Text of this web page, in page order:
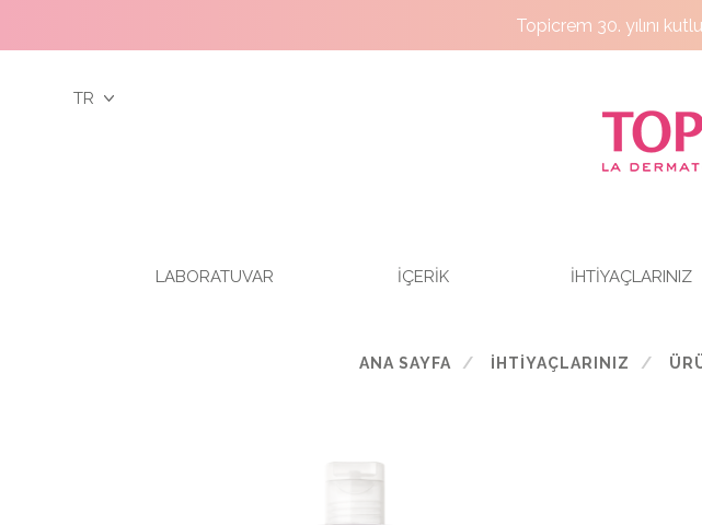
Topicrem 30. yılını
TR
LABORATUVAR İÇERİK İHTİYAÇLARINIZ
ANA SAYFA İHTİYAÇLARINIZ